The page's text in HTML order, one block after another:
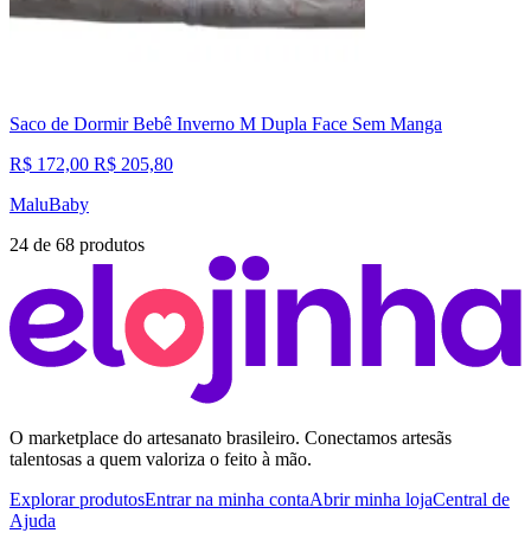
Saco de Dormir Bebê Inverno M Dupla Face Sem Manga
R$ 172,00 R$ 205,80
MaluBaby
24 de 68 produtos
O marketplace do artesanato brasileiro. Conectamos artesãs
talentosas a quem valoriza o feito à mão.
Explorar produtosEntrar na minha contaAbrir minha lojaCentral de
Ajuda